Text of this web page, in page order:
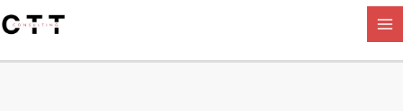
atla